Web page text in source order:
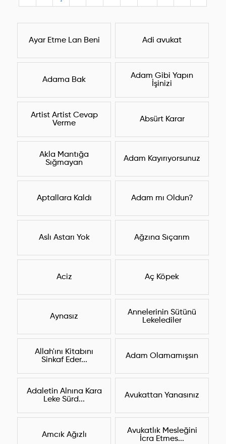
Ayar Etme Lan Beni Adi avukat
Adama Bak
Adam Gibi Yapın
İşinizi
Artist Artist Cevap
Verme
Absürt Karar
Akla Mantığa
Sığmayan
Adam Kayırıyorsunuz
Aptallara Kaldı Adam mı Oldun?
Aslı Astarı Yok Ağzına Sıçarım
Aciz Aç Köpek
Aynasız
Annelerinin Sütünü
Lekelediler
Allah'ını Kitabını
Sinkaf Eder...
Adam Olamamışsın
Adaletin Alnına Kara
Leke Sürd...
Avukattan Yanasınız
Amcık Ağızlı
Avukatlık Mesleğini
İcra Etmes...